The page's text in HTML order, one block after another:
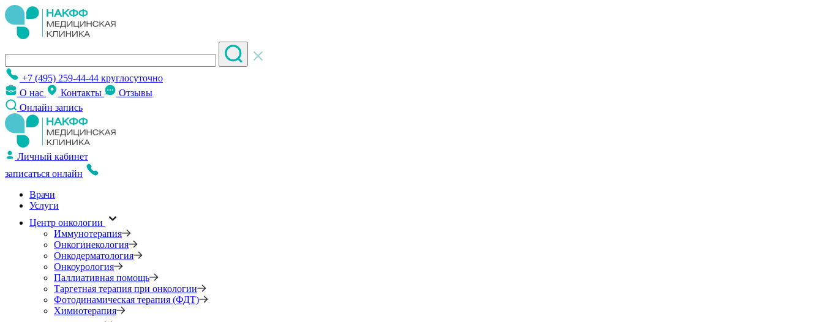
+7 (495) 259-44-44 круглосуточно
О нас
Контакты
Отзывы
Онлайн запись
Личный кабинет
записаться онлайн
Врачи
Услуги
Центр онкологии
Иммунотерапия
Онкогинекология
Онкодерматология
Онкоурология
Паллиативная помощь
Таргетная терапия при онкологии
Фотодинамическая терапия (ФДТ)
Химиотерапия